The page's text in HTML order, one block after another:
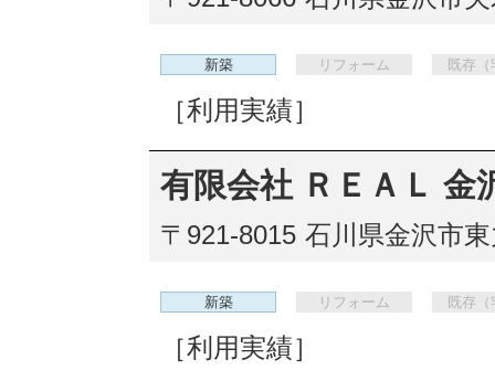
新築 リフォーム 既存（
［利用実績］
有限会社 ＲＥＡＬ 金
〒921-8015 石川県金沢市
新築 リフォーム 既存（
［利用実績］